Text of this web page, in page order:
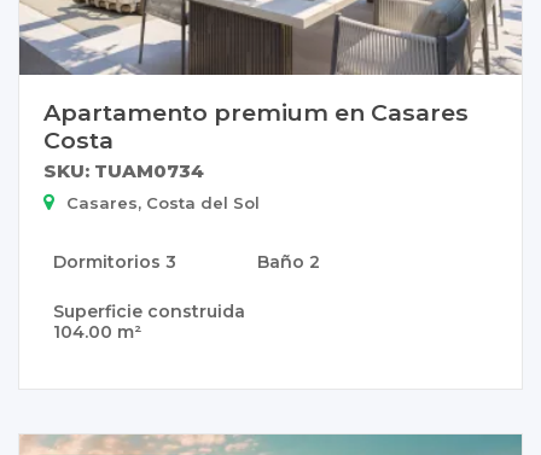
Apartamento premium en Casares
Costa
SKU: TUAM0734
Casares, Costa del Sol
Dormitorios 3 Baño 2
Superficie construida
104.00 m²